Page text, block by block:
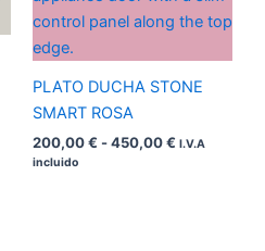
PLATO DUCHA STONE
SMART ROSA
200,00€ -450,00€
200,00 €
hasta
I.V.A
incluido